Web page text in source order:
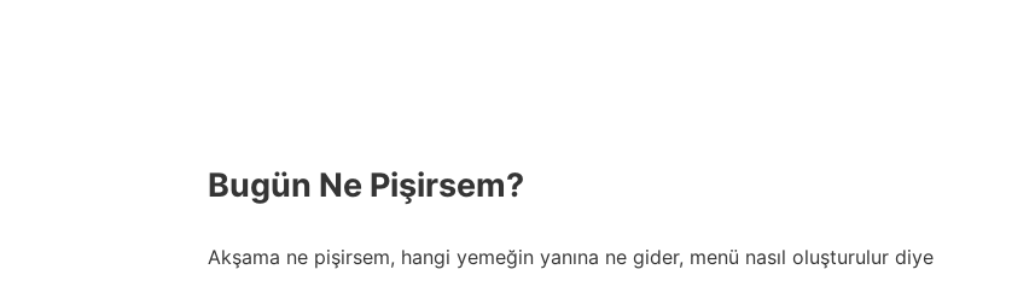
Bugün Ne Pişirsem?
Akşama ne pişirsem, hangi yemeğin yanına ne gider, menü nasıl oluşturulur diye